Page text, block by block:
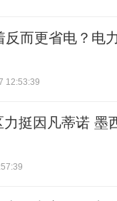
反而更省电？电
12:53:39
挺因凡蒂诺 墨